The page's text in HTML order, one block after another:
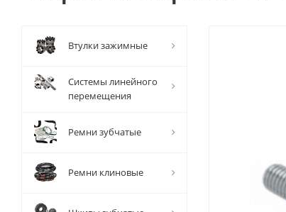
Втулки зажимные
Системы линейного
перемещения
Ремни зубчатые
Ремни клиновые